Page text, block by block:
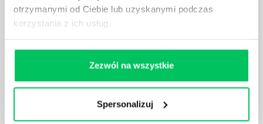
otrzymanymi od Ciebie lub uzyskanymi podczas
korzystania z ich usług.
Zezwól na wszystkie
Spersonalizuj
ROZMOWA MOTYWACYJNA Z PRACOWNIKIEM
i emocji rozmówcy, dzięki czemu pobudzamy w nim
głęboką potrzebę działania i stan emocjonalny